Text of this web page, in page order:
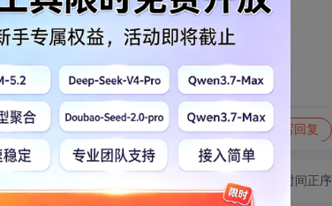
什么还会出现无法打开的错误。
态 举报 写回复
切换为时间正序